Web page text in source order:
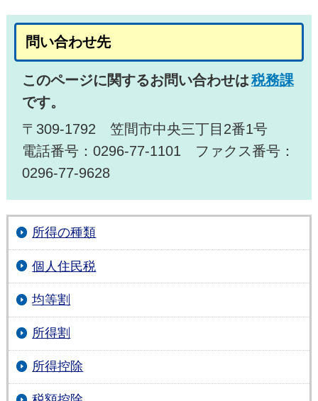
問い合わせ先
このページに関するお問い合わせは税務課
です。
〒309-1792 笠間市中央三丁目2番1号
電話番号：0296-77-1101 ファクス番号：
0296-77-9628
所得の種類
個人住民税
均等割
所得割
所得控除